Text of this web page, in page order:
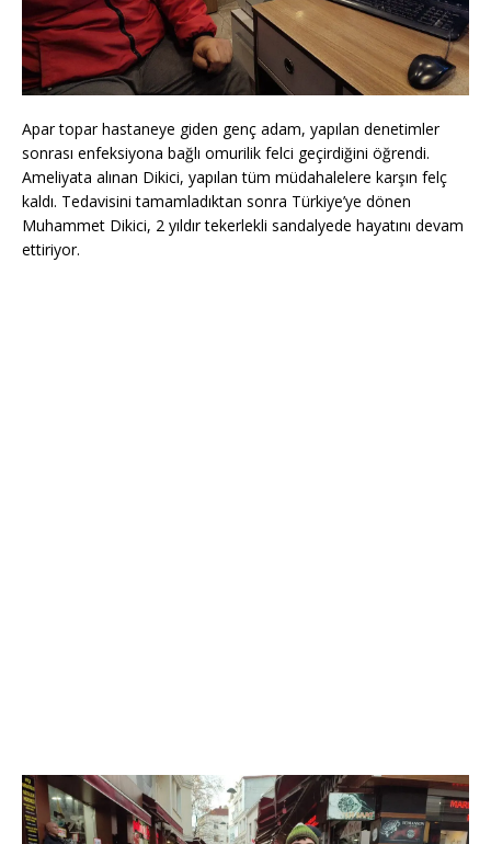
Apar topar hastaneye giden genç adam, yapılan denetimler
sonrası enfeksiyona bağlı omurilik felci geçirdiğini öğrendi.
Ameliyata alınan Dikici, yapılan tüm müdahalelere karşın felç
kaldı. Tedavisini tamamladıktan sonra Türkiye’ye dönen
Muhammet Dikici, 2 yıldır tekerlekli sandalyede hayatını devam
ettiriyor.